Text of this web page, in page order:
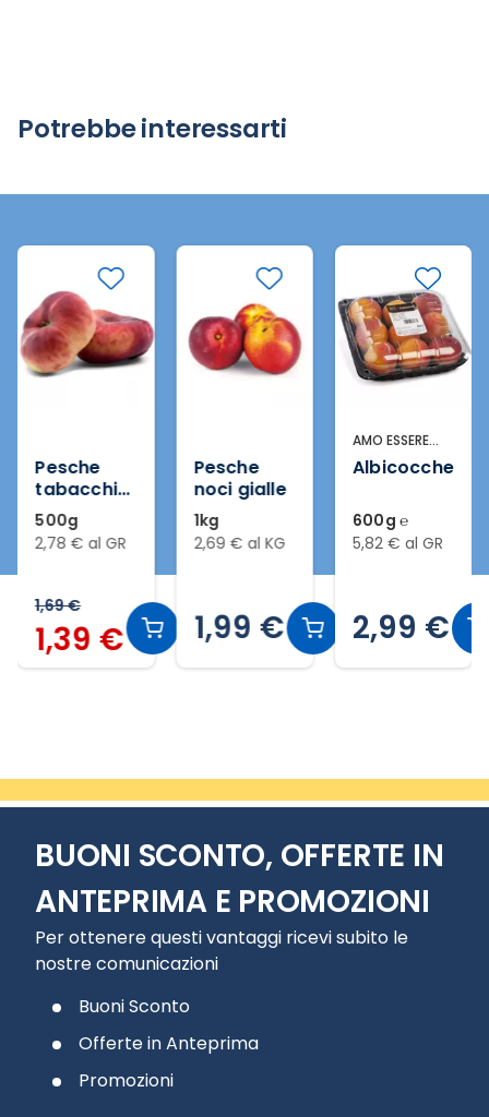
Potrebbe interessarti
Pesche
tabacchier
e
500g
2,78 € al GR
1,69 €
1,39 €
Pesche
noci gialle
1kg
2,69 € al KG
1,99 €
AMO ESSERE
ECCELLENTE
Albicocche
600g ℮
5,82 € al GR
2,99 €
BUONI SCONTO, OFFERTE IN
ANTEPRIMA E PROMOZIONI
Per ottenere questi vantaggi ricevi subito le
nostre comunicazioni
Buoni Sconto
Offerte in Anteprima
Promozioni